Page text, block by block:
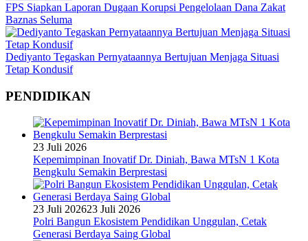
FPS Siapkan Laporan Dugaan Korupsi Pengelolaan Dana Zakat
Baznas Seluma
Dediyanto Tegaskan Pernyataannya Bertujuan Menjaga Situasi
Tetap Kondusif
PENDIDIKAN
23 Juli 2026
Kepemimpinan Inovatif Dr. Diniah, Bawa MTsN 1 Kota
Bengkulu Semakin Berprestasi
23 Juli 202623 Juli 2026
Polri Bangun Ekosistem Pendidikan Unggulan, Cetak
Generasi Berdaya Saing Global